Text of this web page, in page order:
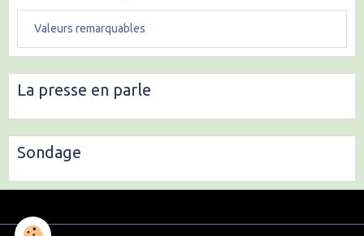
Valeurs remarquables
La presse en parle
Sondage